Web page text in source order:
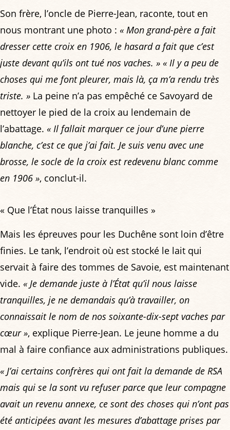
Son frère, l’oncle de Pierre-Jean, raconte, tout en
nous montrant une photo : « Mon grand-père a fait
dresser cette croix en 1906, le hasard a fait que c’est
juste devant qu’ils ont tué nos vaches. » « Il y a peu de
choses qui me font pleurer, mais là, ça m’a rendu très
triste. » La peine n’a pas empêché ce Savoyard de
nettoyer le pied de la croix au lendemain de
l’abattage. « Il fallait marquer ce jour d’une pierre
blanche, c’est ce que j’ai fait. Je suis venu avec une
brosse, le socle de la croix est redevenu blanc comme
en 1906 », conclut-il.
« Que l’État nous laisse tranquilles »
Mais les épreuves pour les Duchêne sont loin d’être
finies. Le tank, l’endroit où est stocké le lait qui
servait à faire des tommes de Savoie, est maintenant
vide. « Je demande juste à l’État qu’il nous laisse
tranquilles, je ne demandais qu’à travailler, on
connaissait le nom de nos soixante-dix-sept vaches par
cœur », explique Pierre-Jean. Le jeune homme a du
mal à faire confiance aux administrations publiques.
« J’ai certains confrères qui ont fait la demande de RSA
mais qui se la sont vu refuser parce que leur compagne
avait un revenu annexe, ce sont des choses qui n’ont pas
été anticipées avant les mesures d’abattage prises par